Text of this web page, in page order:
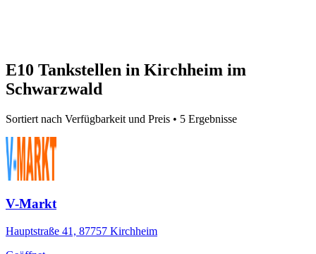
E10 Tankstellen in Kirchheim im
Schwarzwald
Sortiert nach Verfügbarkeit und Preis • 5 Ergebnisse
V-Markt
Hauptstraße 41, 87757 Kirchheim